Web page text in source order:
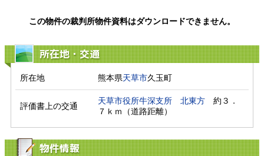
この物件の裁判所物件資料はダウンロードできません。
所在地・交通
所在地 熊本県天草市久玉町
評価書上の交通
天草市役所牛深支所 北東方 約３．
７ｋｍ（道路距離）
物件情報